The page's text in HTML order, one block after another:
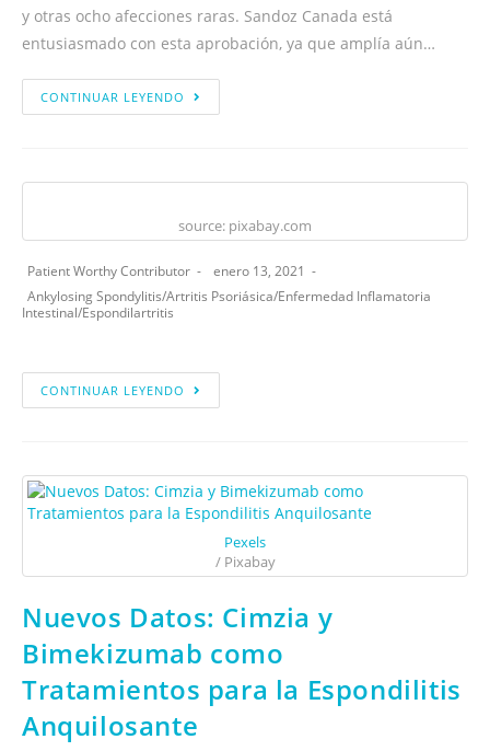
y otras ocho afecciones raras. Sandoz Canada está
entusiasmado con esta aprobación, ya que amplía aún…
CONTINUAR LEYENDO
source: pixabay.com
Patient Worthy Contributor
enero 13, 2021
Ankylosing Spondylitis/Artritis Psoriásica/Enfermedad Inflamatoria
Intestinal/Espondilartritis
CONTINUAR LEYENDO
Pexels
/ Pixabay
Nuevos Datos: Cimzia y
Bimekizumab como
Tratamientos para la Espondilitis
Anquilosante